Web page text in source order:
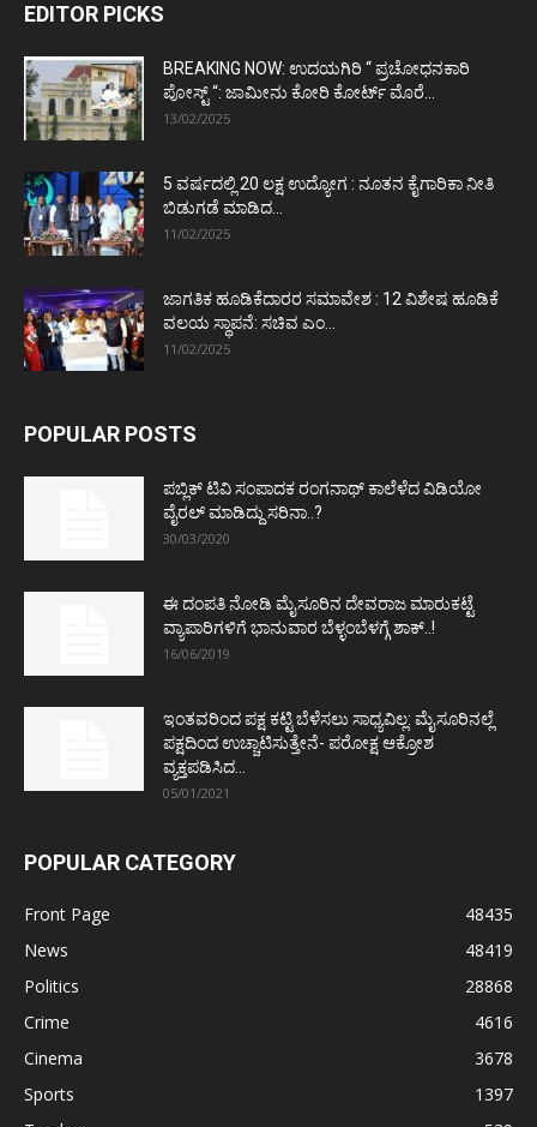
EDITOR PICKS
BREAKING NOW: ಉದಯಗಿರಿ “ ಪ್ರಚೋಧನಕಾರಿ
ಪೋಸ್ಟ್‌ “: ಜಾಮೀನು ಕೋರಿ ಕೋರ್ಟ್‌ ಮೊರೆ...
13/02/2025
5 ವರ್ಷದಲ್ಲಿ 20 ಲಕ್ಷ ಉದ್ಯೋಗ : ನೂತನ ಕೈಗಾರಿಕಾ ನೀತಿ
ಬಿಡುಗಡೆ ಮಾಡಿದ...
11/02/2025
ಜಾಗತಿಕ ಹೂಡಿಕೆದಾರರ ಸಮಾವೇಶ : 12 ವಿಶೇಷ ಹೂಡಿಕೆ
ವಲಯ ಸ್ಥಾಪನೆ: ಸಚಿವ ಎಂ...
11/02/2025
POPULAR POSTS
ಪಬ್ಲಿಕ್ ಟಿವಿ ಸಂಪಾದಕ ರಂಗನಾಥ್ ಕಾಲೆಳೆದ ವಿಡಿಯೋ
ವೈರಲ್ ಮಾಡಿದ್ದು ಸರಿನಾ..?
30/03/2020
ಈ ದಂಪತಿ ನೋಡಿ ಮೈಸೂರಿನ ದೇವರಾಜ ಮಾರುಕಟ್ಟೆ
ವ್ಯಾಪಾರಿಗಳಿಗೆ ಭಾನುವಾರ ಬೆಳ್ಳಂಬೆಳಗ್ಗೆ ಶಾಕ್..!
16/06/2019
ಇಂತವರಿಂದ ಪಕ್ಷ ಕಟ್ಟಿ ಬೆಳೆಸಲು ಸಾಧ್ಯವಿಲ್ಲ: ಮೈಸೂರಿನಲ್ಲೆ
ಪಕ್ಷದಿಂದ ಉಚ್ಚಾಟಿಸುತ್ತೇನೆ- ಪರೋಕ್ಷ ಆಕ್ರೋಶ
ವ್ಯಕ್ತಪಡಿಸಿದ...
05/01/2021
POPULAR CATEGORY
Front Page
48435
News
48419
Politics
28868
Crime
4616
Cinema
3678
Sports
1397